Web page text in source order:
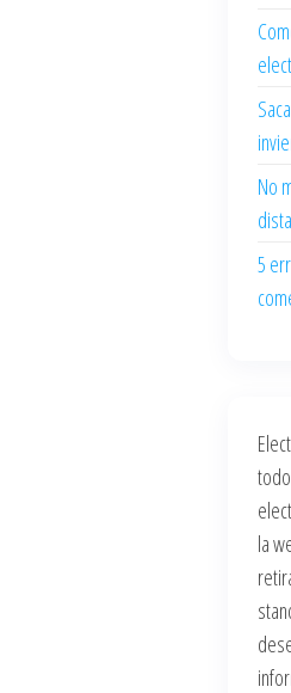
No
5
la